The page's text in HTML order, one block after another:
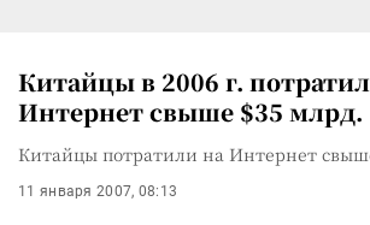
Китайцы в 2006 г.
Интернет свыше $35 млрд.
Китайцы потратили на Интернет
11 января 2007, 08:13